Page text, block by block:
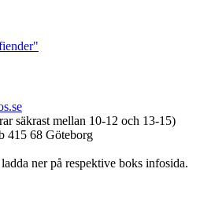
säkrast mellan 10-12 och 13-15)
415 68 Göteborg
ner på respektive boks infosida.